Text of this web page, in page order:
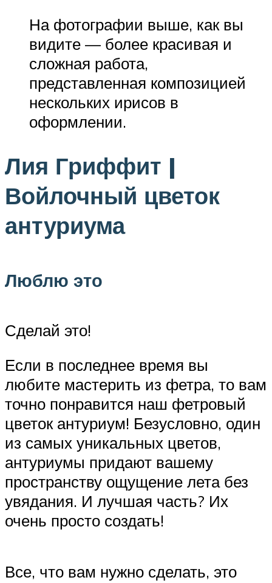
На фотографии выше, как вы
видите — более красивая и
сложная работа,
представленная композицией
нескольких ирисов в
оформлении.
Лия Гриффит |
Войлочный цветок
антуриума
Люблю это
Сделай это!
Если в последнее время вы
любите мастерить из фетра, то вам
точно понравится наш фетровый
цветок антуриум! Безусловно, один
из самых уникальных цветов,
антуриумы придают вашему
пространству ощущение лета без
увядания. И лучшая часть? Их
очень просто создать!
Все, что вам нужно сделать, это